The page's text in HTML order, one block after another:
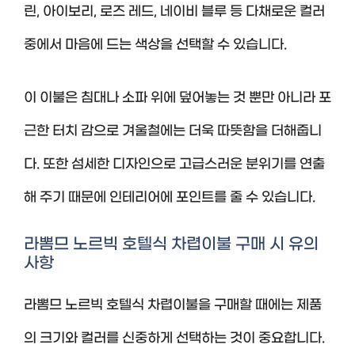
린, 아이보리, 로즈 레드, 네이비 블루 등 다채로운 컬러
중에서 마음에 드는 색상을 선택할 수 있습니다.
이 이불은 침대나 소파 위에 덮어놓는 것 뿐만 아니라 포
근한 터치 감으로 겨울철에는 더욱 따뜻함을 더해줍니
다. 또한 섬세한 디자인으로 고급스러운 분위기를 연출
해 주기 때문에 인테리어에 포인트를 줄 수 있습니다.
라뽐므 노르빅 호텔식 차렵이불 구매 시 유의
사항
라뽐므 노르빅 호텔식 차렵이불을 구매할 때에는 제품
의 크기와 컬러를 신중하게 선택하는 것이 중요합니다.